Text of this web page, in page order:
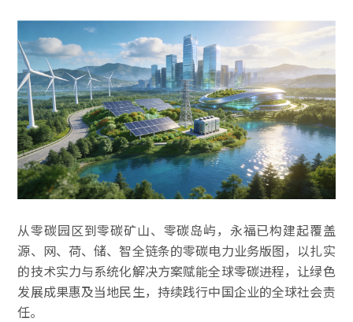
从零碳园区到零碳矿山、零碳岛屿，永福已构建起覆盖
源、网、荷、储、智全链条的零碳电力业务版图，以扎实
的技术实力与系统化解决方案赋能全球零碳进程，让绿色
发展成果惠及当地民生，持续践行中国企业的全球社会责
任。